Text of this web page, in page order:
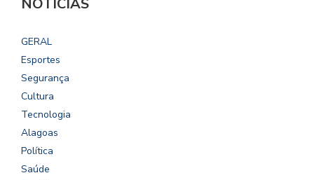
NOTÍCIAS
GERAL
Esportes
Segurança
Cultura
Tecnologia
Alagoas
Política
Saúde